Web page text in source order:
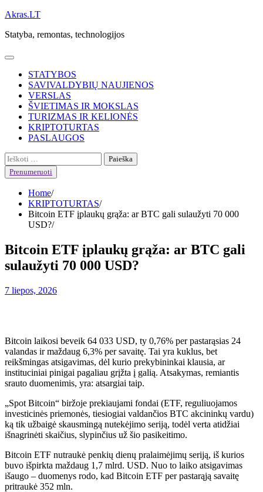
Skip
content
Akras.LT
Statyba, remontas, technologijos
STATYBOS
SAVIVALDYBIŲ NAUJIENOS
VERSLAS
ŠVIETIMAS IR MOKSLAS
TURIZMAS IR KELIONĖS
KRIPTOTURTAS
PASLAUGOS
Ieškoti:
Prenumeruoti
Home
KRIPTOTURTAS
Bitcoin ETF įplaukų grąža: ar BTC gali sulaužyti 70 000
USD?
Bitcoin ETF įplaukų grąža: ar BTC gali
sulaužyti 70 000 USD?
7 liepos, 2026
Bitcoin laikosi beveik 64 033 USD, ty 0,76% per pastarąsias 24
valandas ir maždaug 6,3% per savaitę. Tai yra kuklus, bet
reikšmingas atsigavimas, dėl kurio prekybininkai klausia, ar
instituciniai pinigai pagaliau grįžta į galią. Atsakymas, remiantis
srauto duomenimis, yra: atsargiai taip.
„Spot Bitcoin“ biržoje prekiaujami fondai (ETF, reguliuojamos
investicinės priemonės, tiesiogiai valdančios BTC akcininkų vardu)
ką tik užbaigė skausmingą nutekėjimo seriją, todėl verta atidžiai
išnagrinėti skaičius, slypinčius už šio pasikeitimo.
Bitcoin ETF nutraukė penkių dienų pralaimėjimų seriją, iš kurios
buvo išpirkta maždaug 1,7 mlrd. USD. Nuo to laiko atsigavimas
išaugo – duomenys rodo, kad Bitcoin ETF per pastarąją savaitę
pritraukė 352 mln.